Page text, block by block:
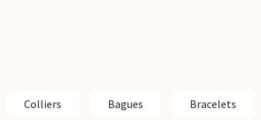
Colliers Bagues Bracelets